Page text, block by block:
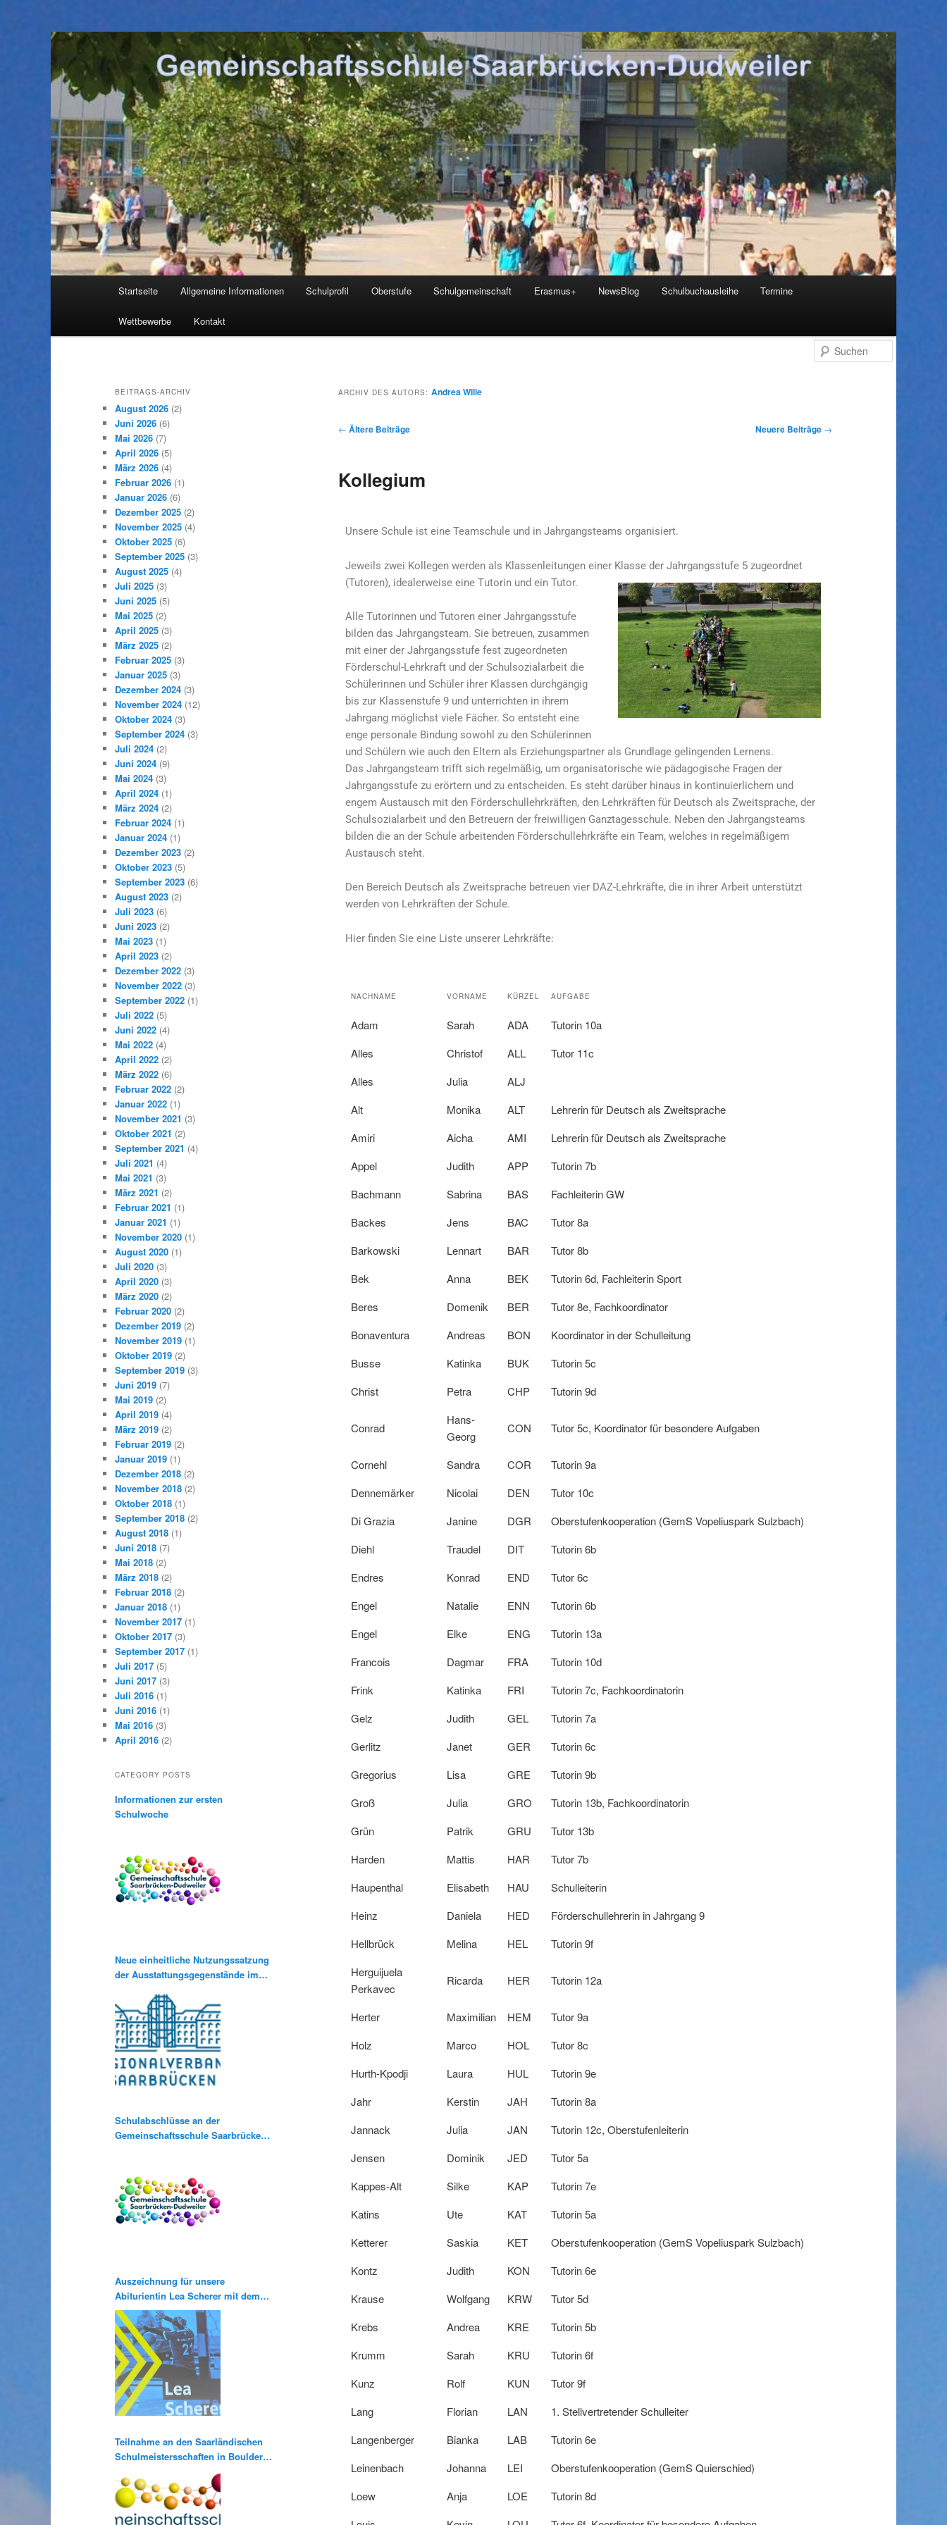
Zum
Inhalt
Zum
sekundären
wechseln
Startseite Allgemeine Informationen Schulprofil Oberstufe Schulgemeinschaft Erasmus+ NewsBlog Schulbuchausleihe Termine
Wettbewerbe Kontakt
ARCHIV DES AUTORS: Andrea Wille
Beitragsnavigation
← Ältere Beiträge Neuere Beiträge →
Kollegium
Unsere Schule ist eine Teamschule und in Jahrgangsteams organisiert.
Jeweils zwei Kollegen werden als Klassenleitungen einer Klasse der Jahrgangsstufe 5 zugeordnet
(Tutoren), idealerweise eine Tutorin und ein Tutor.
Alle Tutorinnen und Tutoren einer Jahrgangsstufe
bilden das Jahrgangsteam. Sie betreuen, zusammen
mit einer der Jahrgangsstufe fest zugeordneten
Förderschul-Lehrkraft und der Schulsozialarbeit die
Schülerinnen und Schüler ihrer Klassen durchgängig
bis zur Klassenstufe 9 und unterrichten in ihrem
Jahrgang möglichst viele Fächer. So entsteht eine
enge personale Bindung sowohl zu den Schülerinnen
und Schülern wie auch den Eltern als Erziehungspartner als Grundlage gelingenden Lernens.
Das Jahrgangsteam trifft sich regelmäßig, um organisatorische wie pädagogische Fragen der
Jahrgangsstufe zu erörtern und zu entscheiden. Es steht darüber hinaus in kontinuierlichem und
engem Austausch mit den Förderschullehrkräften, den Lehrkräften für Deutsch als Zweitsprache, der
Schulsozialarbeit und den Betreuern der freiwilligen Ganztagesschule. Neben den Jahrgangsteams
bilden die an der Schule arbeitenden Förderschullehrkräfte ein Team, welches in regelmäßigem
Austausch steht.
Den Bereich Deutsch als Zweitsprache betreuen vier DAZ-Lehrkräfte, die in ihrer Arbeit unterstützt
werden von Lehrkräften der Schule.
Hier finden Sie eine Liste unserer Lehrkräfte:
NACHNAME VORNAME KÜRZEL AUFGABE
Adam Sarah ADA
Tutorin 10a
Alles
Christof ALL
Tutor 11c
Alles
Julia
ALJ
Alt
Monika ALT
Lehrerin für Deutsch als Zweitsprache
Amiri
Aicha AMI
Lehrerin für Deutsch als Zweitsprache
Appel
Judith APP
Tutorin 7b
Bachmann
Sabrina BAS
Fachleiterin GW
Backes
Jens BAC
Tutor 8a
Barkowski
Lennart BAR
Tutor 8b
Bek
Anna BEK
Tutorin 6d, Fachleiterin Sport
Beres
Domenik BER
Tutor 8e, Fachkoordinator
Bonaventura
Andreas BON
Koordinator in der Schulleitung
Busse
Katinka BUK
Tutorin 5c
Christ
Petra CHP Tutorin 9d
Conrad
Hans-
Georg
CON Tutor 5c, Koordinator für besondere Aufgaben
Cornehl Sandra COR
Tutorin 9a
Dennemärker
Nicolai DEN
Tutor 10c
Di Grazia
Janine DGR
Oberstufenkooperation (GemS Vopeliuspark Sulzbach)
Diehl
Traudel DIT
Tutorin 6b
Endres
Konrad END
Tutor 6c
Engel
Natalie ENN
Tutorin 6b
Engel
Elke ENG
Tutorin 13a
Francois
Dagmar FRA
Tutorin 10d
Frink
Katinka FRI
Tutorin 7c, Fachkoordinatorin
Gelz
Judith GEL
Tutorin 7a
Gerlitz
Janet GER
Tutorin 6c
Gregorius
Lisa GRE
Tutorin 9b
Groß
Julia GRO
Tutorin 13b, Fachkoordinatorin
Grün
Patrik GRU
Tutor 13b
Harden
Mattis HAR
Tutor 7b
Haupenthal
Elisabeth HAU
Schulleiterin
Heinz
Daniela HED
Förderschullehrerin in Jahrgang 9
Hellbrück
Melina HEL
Tutorin 9f
Herguijuela
Perkavec
Ricarda HER Tutorin 12a
Herter Maximilian HEM
Tutor 9a
Holz
Marco HOL
Tutor 8c
Hurth-Kpodji
Laura HUL
Tutorin 9e
Jahr
Kerstin JAH
Tutorin 8a
Jannack
Julia JAN
Tutorin 12c, Oberstufenleiterin
Jensen
Dominik JED
Tutor 5a
Kappes-Alt
Silke KAP
Tutorin 7e
Katins
Ute KAT
Tutorin 5a
Ketterer
Saskia KET
Oberstufenkooperation (GemS Vopeliuspark Sulzbach)
Kontz
Judith KON
Tutorin 6e
Krause
Wolfgang KRW
Tutor 5d
Krebs
Andrea KRE
Tutorin 5b
Krumm
Sarah KRU
Tutorin 6f
Kunz
Rolf KUN
Tutor 9f
Lang
Florian LAN
1. Stellvertretender Schulleiter
Langenberger
Bianka LAB
Tutorin 6e
Leinenbach
Johanna LEI
Oberstufenkooperation (GemS Quierschied)
Loew
Anja LOE
Tutorin 8d
BEITRAGS-ARCHIV
August 2026 (2)
Juni 2026 (6)
Mai 2026 (7)
April 2026 (5)
März 2026 (4)
Februar 2026 (1)
Januar 2026 (6)
Dezember 2025 (2)
November 2025 (4)
Oktober 2025 (6)
September 2025 (3)
August 2025 (4)
Juli 2025 (3)
Juni 2025 (5)
Mai 2025 (2)
April 2025 (3)
März 2025 (2)
Februar 2025 (3)
Januar 2025 (3)
Dezember 2024 (3)
November 2024 (12)
Oktober 2024 (3)
September 2024 (3)
Juli 2024 (2)
Juni 2024 (9)
Mai 2024 (3)
April 2024 (1)
März 2024 (2)
Februar 2024 (1)
Januar 2024 (1)
Dezember 2023 (2)
Oktober 2023 (5)
September 2023 (6)
August 2023 (2)
Juli 2023 (6)
Juni 2023 (2)
Mai 2023 (1)
April 2023 (2)
Dezember 2022 (3)
November 2022 (3)
September 2022 (1)
Juli 2022 (5)
Juni 2022 (4)
Mai 2022 (4)
April 2022 (2)
März 2022 (6)
Februar 2022 (2)
Januar 2022 (1)
November 2021 (3)
Oktober 2021 (2)
September 2021 (4)
Juli 2021 (4)
Mai 2021 (3)
März 2021 (2)
Februar 2021 (1)
Januar 2021 (1)
November 2020 (1)
August 2020 (1)
Juli 2020 (3)
April 2020 (3)
März 2020 (2)
Februar 2020 (2)
Dezember 2019 (2)
November 2019 (1)
Oktober 2019 (2)
September 2019 (3)
Juni 2019 (7)
Mai 2019 (2)
April 2019 (4)
März 2019 (2)
Februar 2019 (2)
Januar 2019 (1)
Dezember 2018 (2)
November 2018 (2)
Oktober 2018 (1)
September 2018 (2)
August 2018 (1)
Juni 2018 (7)
Mai 2018 (2)
März 2018 (2)
Februar 2018 (2)
Januar 2018 (1)
November 2017 (1)
Oktober 2017 (3)
September 2017 (1)
Juli 2017 (5)
Juni 2017 (3)
Juli 2016 (1)
Juni 2016 (1)
Mai 2016 (3)
April 2016 (2)
CATEGORY POSTS
Informationen zur ersten
Schulwoche
Neue einheitliche Nutzungssatzung
der Ausstattungsgegenstände im
Schulabschlüsse an der
Gemeinschaftsschule Saarbrücken-
Auszeichnung für unsere
Abiturientin Lea Scherer mit dem
Pierre de Coubertin Abiturpreis
Teilnahme an den Saarländischen
Schulmeistersschaften in Bouldern